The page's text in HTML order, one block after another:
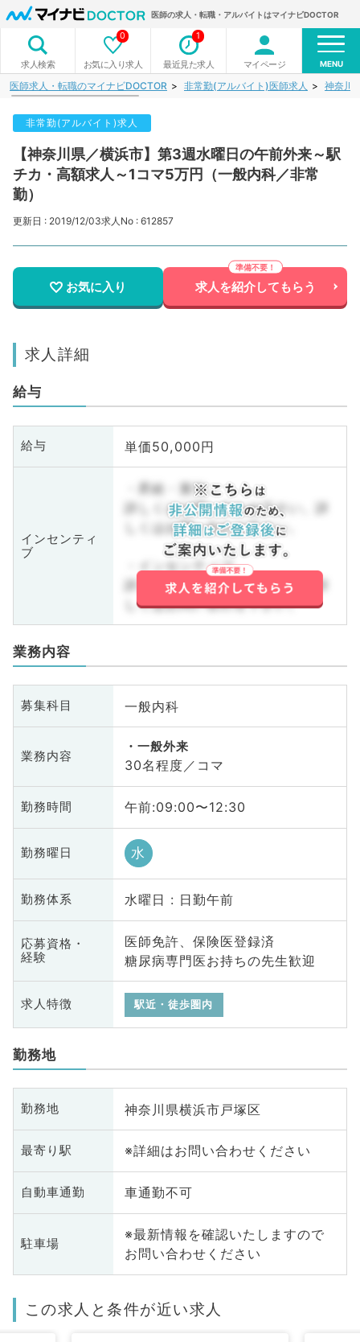
医師の求人・転職・アルバイトはマイナビDOCTOR
求人検索 お気に入り求人
0
最近見た求人
1
マイページ MENU
医師求人・転職のマイナビDOCTOR 非常勤(アルバイト)医師求人 神奈川
非常勤(アルバイト)求人
【神奈川県／横浜市】第3週水曜日の午前外来～駅
チカ・高額求人～1コマ5万円（一般内科／非常
勤）
更新日 : 2019/12/03求人No : 612857
お気に入り 求人を紹介してもらう
求人詳細
給与
給与 単価50,000円
インセンティ
ブ
・昇給・賞与
詳しくはお問い合わせ下さい。詳
しくはお問い合わせ下さい。
・インセンティブ
詳しくはお問い合わせ下さい。詳
しくはお問い合わせ下さい。
業務内容
募集科目 一般内科
業務内容
一般外来
30名程度／コマ
勤務時間 午前:09:00〜12:30
勤務曜日 水
勤務体系 水曜日 : 日勤午前
応募資格・
経験
医師免許、保険医登録済
糖尿病専門医お持ちの先生歓迎
求人特徴 駅近・徒歩圏内
勤務地
勤務地 神奈川県横浜市戸塚区
最寄り駅 ※詳細はお問い合わせください
自動車通勤 車通勤不可
駐車場
※最新情報を確認いたしますので
お問い合わせください
この求人と条件が近い求人